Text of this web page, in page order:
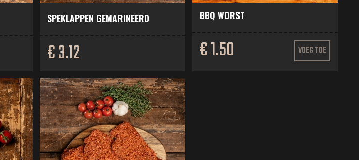
SPEKLAPPEN GEMARINEERD
€ 3.12
BBQ WORST
€ 1.50 VOEG TOE